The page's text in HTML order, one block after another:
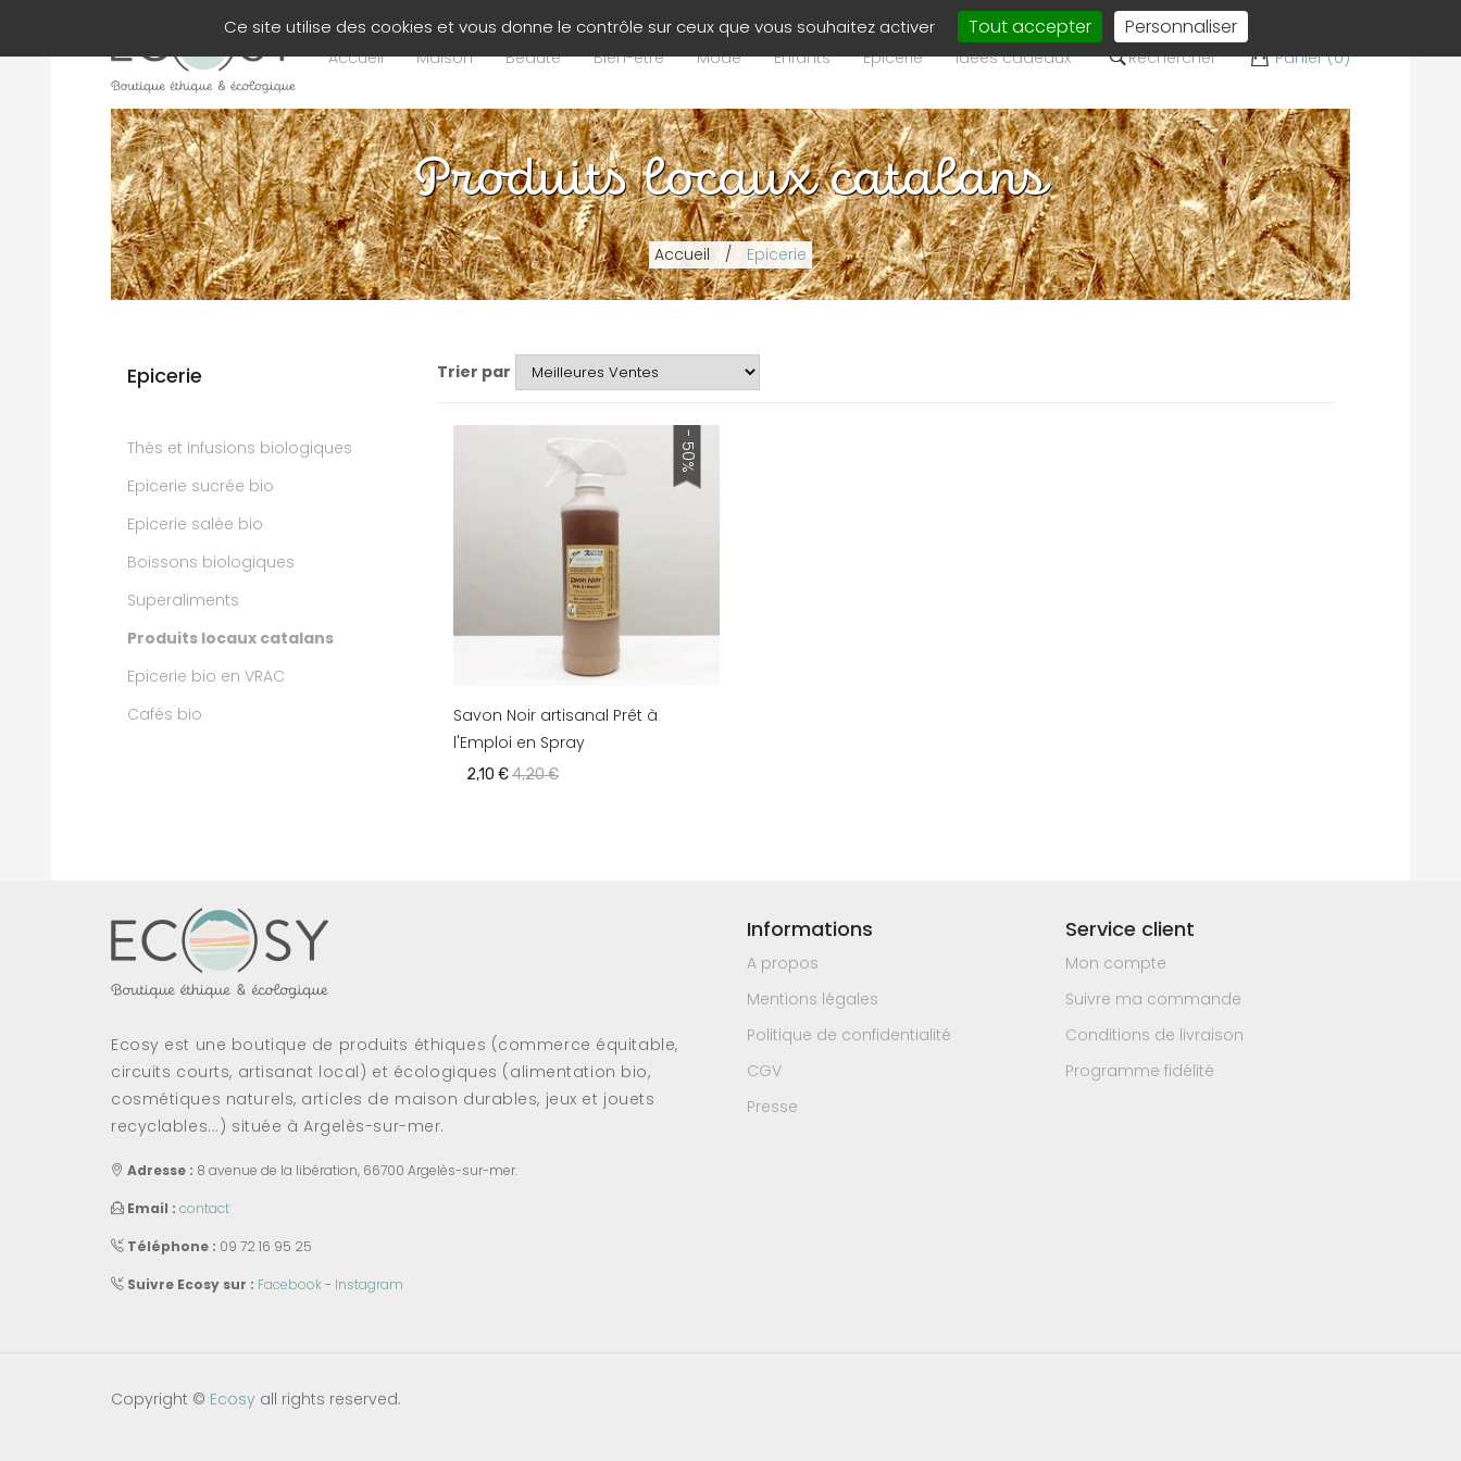
Accueil Maison Beauté Bien-être Mode Enfants Epicerie Idées cadeaux Rechercher Panier (0)
Produits locaux catalans
Accueil / Epicerie
Epicerie
Thés et infusions biologiques
Epicerie sucrée bio
Epicerie salée bio
Boissons biologiques
Superaliments
Produits locaux catalans
Epicerie bio en VRAC
Cafés bio
Trier par
- 50%
Savon Noir artisanal Prêt à
l'Emploi en Spray
2,10 €4,20 €
Ecosy est une boutique de produits éthiques (commerce équitable,
circuits courts, artisanat local) et écologiques (alimentation bio,
cosmétiques naturels, articles de maison durables, jeux et jouets
recyclables...) située à Argelès-sur-mer.
Adresse : 8 avenue de la libération, 66700 Argelès-sur-mer.
Email : contact
Téléphone : 09 72 16 95 25
Suivre Ecosy sur : Facebook- Instagram
Informations
A propos
Mentions légales
Politique de confidentialité
CGV
Presse
Service client
Mon compte
Suivre ma commande
Conditions de livraison
Programme fidélité
Copyright © Ecosy all rights reserved.
Ce site utilise des cookies et vous donne le contrôle sur ceux que vous souhaitez activer Tout accepter Personnaliser